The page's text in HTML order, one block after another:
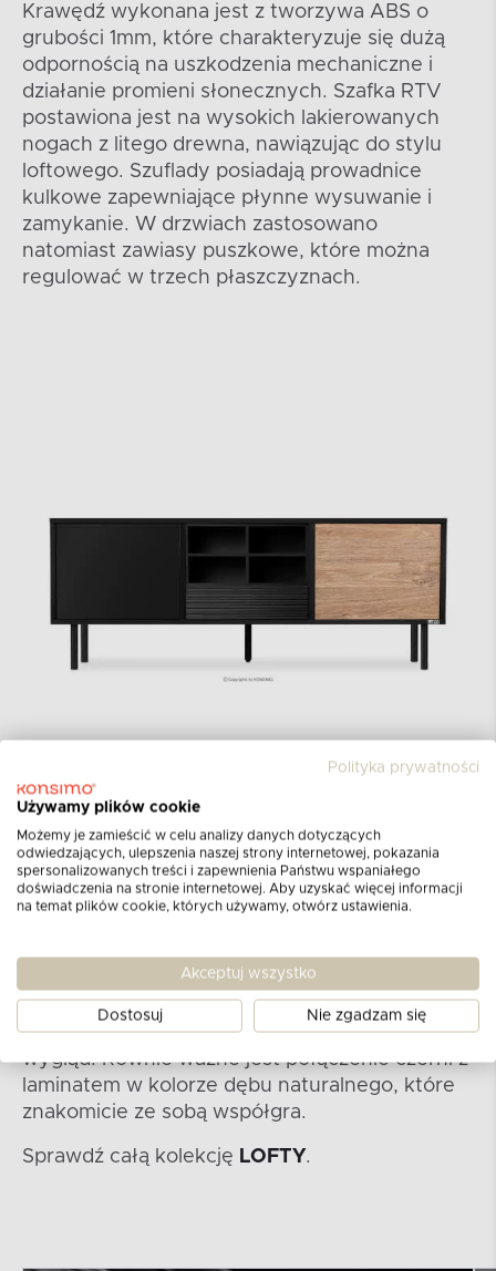
Krawędź wykonana jest z tworzywa ABS o
grubości 1mm, które charakteryzuje się dużą
odpornością na uszkodzenia mechaniczne i
działanie promieni słonecznych. Szafka RTV
postawiona jest na wysokich lakierowanych
nogach z litego drewna, nawiązując do stylu
loftowego. Szuflady posiadają prowadnice
kulkowe zapewniające płynne wysuwanie i
zamykanie. W drzwiach zastosowano
natomiast zawiasy puszkowe, które można
regulować w trzech płaszczyznach.
Kolekcja LOFTY to efekt pracy wybitnych
profesorów. Została zaprojektowana tak, aby
była jak najbardziej uniwersalna i dopasowana
do potrzeb użytkownika. Meble posiadają
budową oraz kolorem. Kolekcja LOFTY nie
zawiedzie również pod względem wykonania.
Dobrane zostały materiały wysokiej jakości,
które zapewniają stabilność i niepowtarzalny
wygląd. Równie ważne jest połączenie czerni z
laminatem w kolorze dębu naturalnego, które
znakomicie ze sobą współgra.
Sprawdź całą kolekcję LOFTY.
Polityka prywatności
Używamy plików cookie
Możemy je zamieścić w celu analizy danych dotyczących
odwiedzających, ulepszenia naszej strony internetowej, pokazania
spersonalizowanych treści i zapewnienia Państwu wspaniałego
doświadczenia na stronie internetowej. Aby uzyskać więcej informacji
na temat plików cookie, których używamy, otwórz ustawienia.
Akceptuj wszystko
Dostosuj Nie zgadzam się